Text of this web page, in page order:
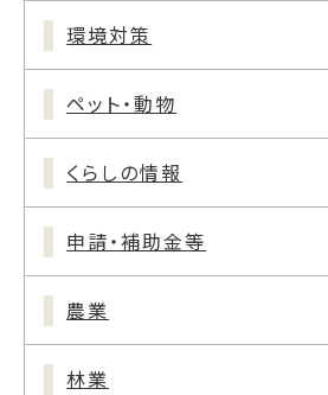
環境対策
ペット・動物
くらしの情報
申請・補助金等
農業
林業